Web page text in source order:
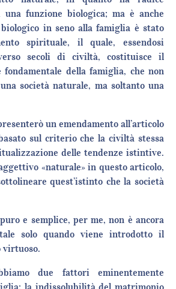
una funzione biologica; ma è anche
in seno alla famiglia è stato
spirituale, il quale, essendosi
secoli di civiltà, costituisce il
della famiglia, che non
società naturale, ma soltanto una
un emendamento all’articolo
sul criterio che la civiltà stessa
delle tendenze istintive.
«naturale» in questo articolo,
quest’istinto che la società
e semplice, per me, non è ancora
solo quando viene introdotto il
virtuoso.
due fattori eminentemente